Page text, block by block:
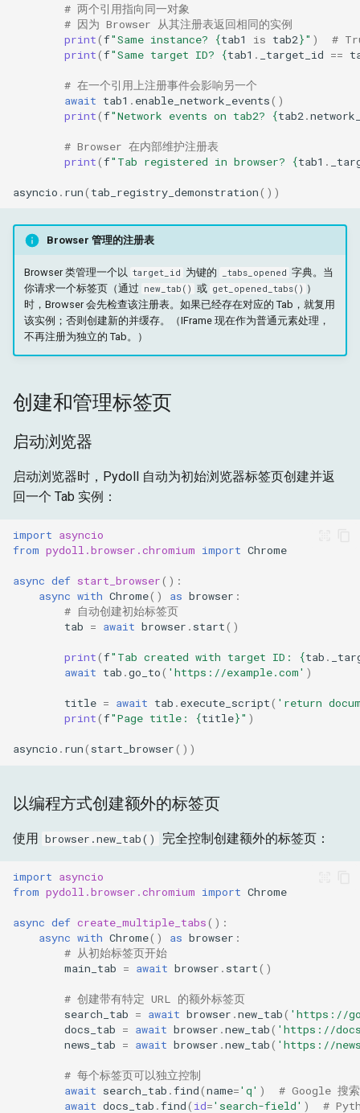
# 两个引用指向同一对象
# 因为 Browser 从其注册表返回相同的实例
print(f"Same instance? {tab1 is tab2}" )
#
print(f"Same target ID? {tab1 . _target_id ==
# 在一个引用上注册事件会影响另一个
await tab1 . enable_network_events()
print(f"Network events on tab2? {tab2 .
# Browser 在内部维护注册表
print(f"Tab registered in browser? {tab1 .
asyncio . run( tab_registry_demonstration())
Browser 管理的注册表
Browser 类管理一个以 target_id 为键的 _tabs_opened 字典。当
你请求一个标签页（通过 new_tab() 或 get_opened_tabs() ）
时，Browser 会先检查该注册表。如果已经存在对应的 Tab，就复用
该实例；否则创建新的并缓存。（IFrame 现在作为普通元素处理，
不再注册为独立的 Tab。）
创建和管理标签页
启动浏览器
启动浏览器时，Pydoll 自动为初始浏览器标签页创建并返
回一个 Tab 实例：
import asyncio
from pydoll.browser.chromium import Chrome
async def start_browser():
async with Chrome() as browser :
# 自动创建初始标签页
tab = await browser . start()
print(f"Tab created with target ID: {tab .
await tab .go_to( 'https://example.com' )
title = await tab . execute_script( 'return
print(f"Page title: {title}" )
asyncio . run( start_browser())
以编程方式创建额外的标签页
使用 browser.new_tab() 完全控制创建额外的标签页：
import asyncio
from pydoll.browser.chromium import Chrome
async def create_multiple_tabs():
async with Chrome() as browser :
# 从初始标签页开始
main_tab = await browser . start()
# 创建带有特定 URL 的额外标签页
search_tab = await browser .new_tab( 'https://
docs_tab = await browser .new_tab( 'https://
news_tab = await browser .new_tab( 'https://
# 每个标签页可以独立控制
await search_tab .find(name='q' )
# Google 搜
await docs_tab .find( id='search-field' ) #